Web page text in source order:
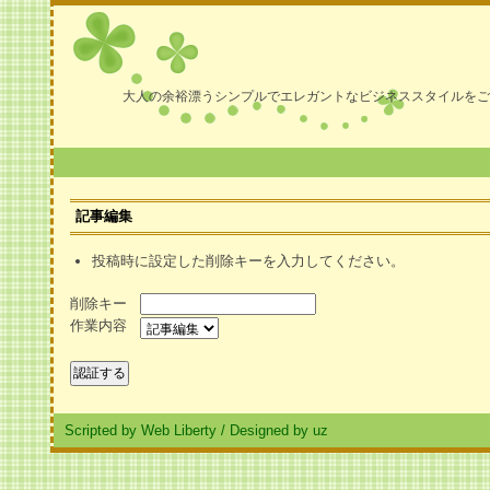
大人の余裕漂うシンプルでエレガントなビジネススタイルを
記事編集
投稿時に設定した削除キーを入力してください。
削除キー
作業内容
Scripted by Web Liberty / Designed by uz